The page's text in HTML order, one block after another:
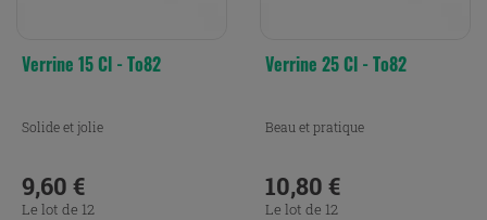
Verrine 15 Cl - To82
Solide et jolie
Prix
9,60 €
Le lot de 12
Verrine 25 Cl - To82
Beau et pratique
Prix
10,80 €
Le lot de 12